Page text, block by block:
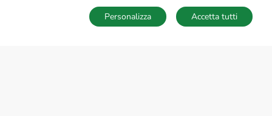
SALVA RICERCA
Accetta tutti
Personalizza